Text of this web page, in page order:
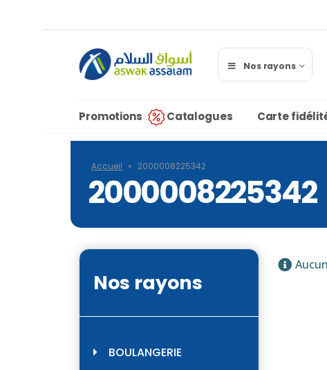
Nos rayons
Promotions Catalogues Carte
Accueil » 2000008225342
2000008225342
Nos rayons
BOULANGERIE